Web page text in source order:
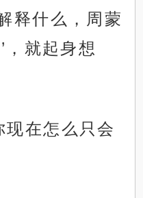
释什么，周蒙
，就起身想
现在怎么只会